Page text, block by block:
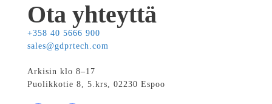
Ota yhteyttä
+358 40 5666 900
sales@gdprtech.com
Arkisin klo 8–17
Puolikkotie 8, 5.krs, 02230 Espoo